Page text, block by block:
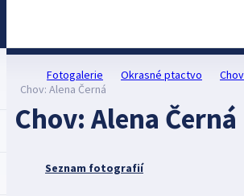
Fotogalerie Okrasné ptactvo
Chov: Alena Černá
Chov: Alena Černá
Seznam fotografií